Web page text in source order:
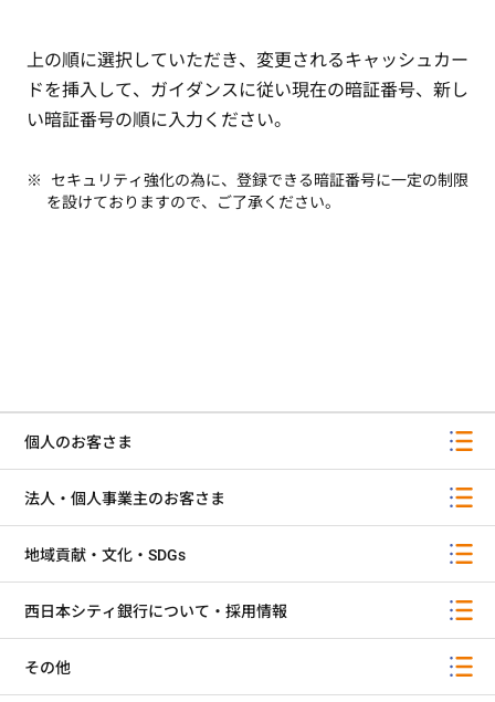
上の順に選択していただき、変更されるキャッシュカー
ドを挿入して、ガイダンスに従い現在の暗証番号、新し
い暗証番号の順に入力ください。
セキュリティ強化の為に、登録できる暗証番号に一定の制限
を設けておりますので、ご了承ください。
個人のお客さま
法人・個人事業主のお客さま
地域貢献・文化・SDGs
西日本シティ銀行について・採用情報
その他